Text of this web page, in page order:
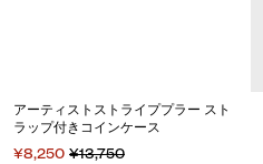
アーティストストライププラー スト
ラップ付きコインケース
¥8,250 ¥13,750